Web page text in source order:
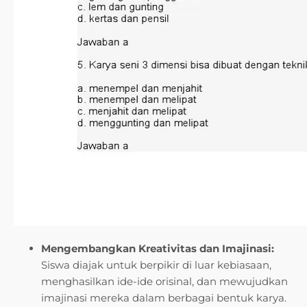
Mengembangkan Kreativitas dan Imajinasi:
Siswa diajak untuk berpikir di luar kebiasaan,
menghasilkan ide-ide orisinal, dan mewujudkan
imajinasi mereka dalam berbagai bentuk karya.